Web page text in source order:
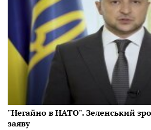
"Негайно в НАТО". Зеленський
заяву